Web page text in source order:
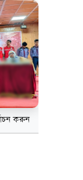
করুন